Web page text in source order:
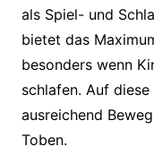
als Spiel- und
bietet das
besonders wenn
schlafen. Auf
ausreichend
Toben.